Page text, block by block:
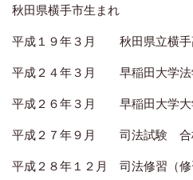
秋田県横手市生まれ
平成１９年３月 秋田県立横
平成２４年３月 早稲田大学
平成２６年３月 早稲田大学大
平成２７年９月 司法試験 合
平成２８年１２月 司法修習（